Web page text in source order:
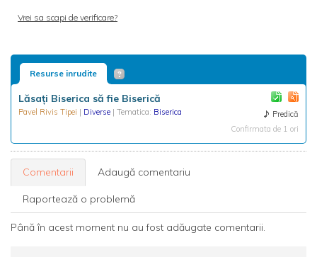
Vrei sa scapi de verificare?
Resurse inrudite
Lăsaţi Biserica să fie Biserică
Pavel Rivis Tipei | Diverse | Tematica: Biserica
Predică
Confirmata de 1 ori
Comentarii Adaugă comentariu
Raportează o problemă
Până în acest moment nu au fost adăugate comentarii.